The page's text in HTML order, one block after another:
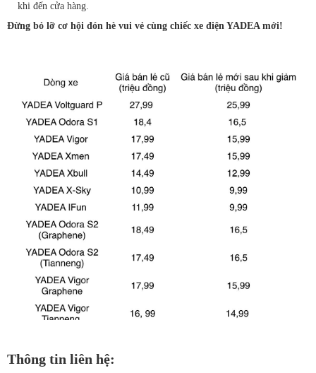
khi đến cửa hàng.
Đừng bỏ lỡ cơ hội đón hè vui vẻ cùng chiếc xe điện YADEA mới!
Thông tin liên hệ: